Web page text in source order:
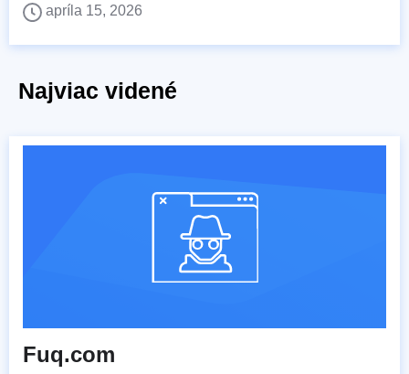
apríla 15, 2026
Najviac videné
Fuq.com